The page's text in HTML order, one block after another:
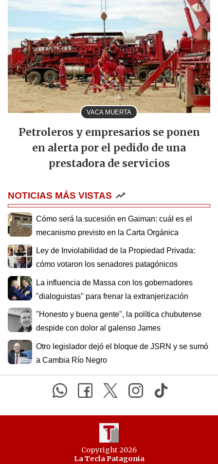
VACA MUERTA
Petroleros y empresarios se ponen
en alerta por el pedido de una
prestadora de servicios
NOTICIAS MÁS VISTAS
Cómo será la sucesión en Gaiman: cuál es el
mecanismo previsto en la Carta Orgánica
Ley de Inviolabilidad de la Propiedad Privada:
cómo votaron los senadores patagónicos
La influencia de Massa con los gobernadores
"dialoguistas" para frenar la extranjerización
"Honesto y buena gente", la política chubutense
despide con dolor al galenso James
Otro legislador dejó el bloque de JSRN y se sumó
a Cambia Río Negro
Copyright 2026
La Tecla Patagonia